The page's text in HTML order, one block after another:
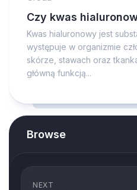
Czy kwas
Kwas hialuronowy jest
występuje w organizmie
skórze, stawach oraz
główną funkcją...
Browse
NEXT